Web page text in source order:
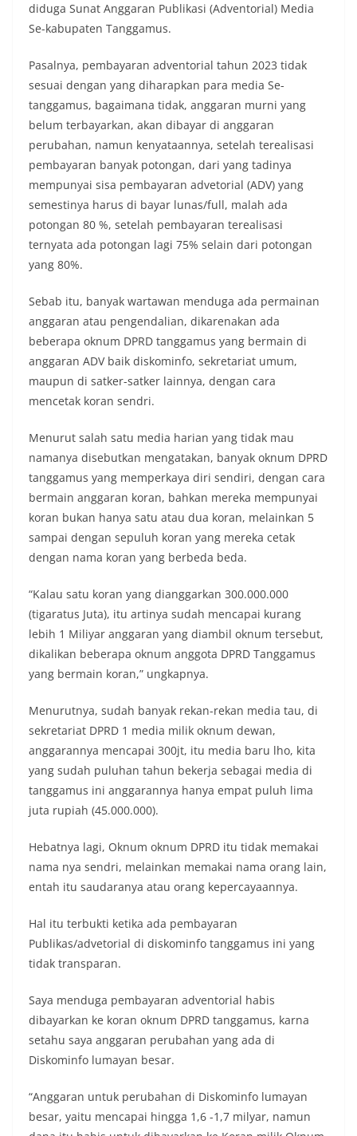
diduga Sunat Anggaran Publikasi (Adventorial) Media
Se-kabupaten Tanggamus.
Pasalnya, pembayaran adventorial tahun 2023 tidak
sesuai dengan yang diharapkan para media Se-
tanggamus, bagaimana tidak, anggaran murni yang
belum terbayarkan, akan dibayar di anggaran
perubahan, namun kenyataannya, setelah terealisasi
pembayaran banyak potongan, dari yang tadinya
mempunyai sisa pembayaran advetorial (ADV) yang
semestinya harus di bayar lunas/full, malah ada
potongan 80 %, setelah pembayaran terealisasi
ternyata ada potongan lagi 75% selain dari potongan
yang 80%.
Sebab itu, banyak wartawan menduga ada permainan
anggaran atau pengendalian, dikarenakan ada
beberapa oknum DPRD tanggamus yang bermain di
anggaran ADV baik diskominfo, sekretariat umum,
maupun di satker-satker lainnya, dengan cara
mencetak koran sendri.
Menurut salah satu media harian yang tidak mau
namanya disebutkan mengatakan, banyak oknum DPRD
tanggamus yang memperkaya diri sendiri, dengan cara
bermain anggaran koran, bahkan mereka mempunyai
koran bukan hanya satu atau dua koran, melainkan 5
sampai dengan sepuluh koran yang mereka cetak
dengan nama koran yang berbeda beda.
“Kalau satu koran yang dianggarkan 300.000.000
(tigaratus Juta), itu artinya sudah mencapai kurang
lebih 1 Miliyar anggaran yang diambil oknum tersebut,
dikalikan beberapa oknum anggota DPRD Tanggamus
yang bermain koran,” ungkapnya.
Menurutnya, sudah banyak rekan-rekan media tau, di
sekretariat DPRD 1 media milik oknum dewan,
anggarannya mencapai 300jt, itu media baru lho, kita
yang sudah puluhan tahun bekerja sebagai media di
tanggamus ini anggarannya hanya empat puluh lima
juta rupiah (45.000.000).
Hebatnya lagi, Oknum oknum DPRD itu tidak memakai
nama nya sendri, melainkan memakai nama orang lain,
entah itu saudaranya atau orang kepercayaannya.
Hal itu terbukti ketika ada pembayaran
Publikas/advetorial di diskominfo tanggamus ini yang
tidak transparan.
Saya menduga pembayaran adventorial habis
dibayarkan ke koran oknum DPRD tanggamus, karna
setahu saya anggaran perubahan yang ada di
Diskominfo lumayan besar.
“Anggaran untuk perubahan di Diskominfo lumayan
besar, yaitu mencapai hingga 1,6 -1,7 milyar, namun